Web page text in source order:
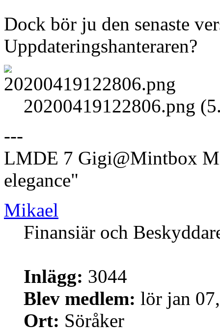
Dock bör ju den senaste
Uppdateringshanteraren?
20200419122806.png
---
LMDE 7 Gigi@Mintbox
elegance"
Mikael
Finansiär och
Inlägg: 3044
Blev medlem: lör jan
Ort: Söråker